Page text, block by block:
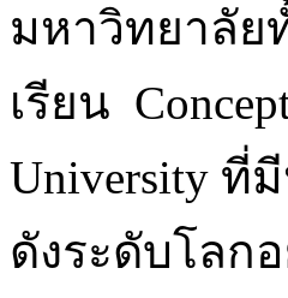
มหาวิทยาลัย
เรียน
University ที่
ดังระดับโลกอ